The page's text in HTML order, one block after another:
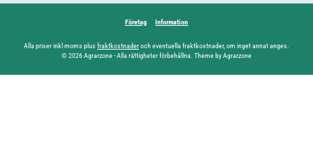
Företag Information
Alla priser inkl moms plus fraktkostnaderoch eventuella fraktkostnader, om inget annat anges.
© 2026 Agrarzone - Alla rättigheter förbehållna. Theme by Agrarzone